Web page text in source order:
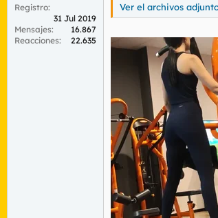
Registro
31 Jul 2019
Mensajes
16.867
Reacciones
22.635
Ver el archivos